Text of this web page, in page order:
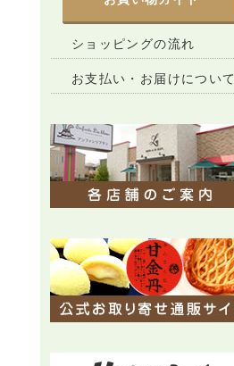
ショッピングの流れ
お支払い・お届けについて